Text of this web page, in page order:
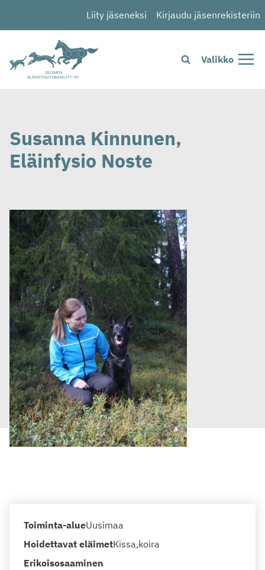
Liity jäseneksi Kirjaudu jäsenrekisteriin
Valikko
Susanna Kinnunen,
Eläinfysio Noste
Toiminta-alueUusimaa
Hoidettavat eläimetKissa koira
Erikoisosaaminen